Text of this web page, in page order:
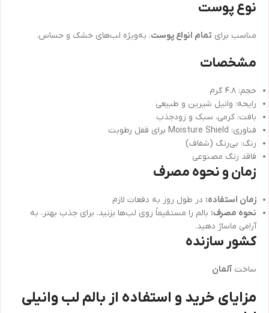
نوع پوست
مناسب برای تمام انواع پوست، به‌ویژه لب‌های خشک و حساس.
مشخصات
حجم: ۴.۸ گرم
رایحه: وانیل شیرین و طبیعی
بافت: کرمی، سبک و زودجذب
فناوری: Moisture Shield برای قفل رطوبت
رنگ: بی‌رنگ (شفاف)
فاقد رنگ مصنوعی
زمان و نحوه مصرف
زمان استفاده: در طول روز به دفعات لازم
نحوه مصرف: بالم را مستقیماً روی لب‌ها بزنید. برای جذب بهتر، به
آرامی ماساژ دهید.
کشور سازنده
ساخت آلمان
مزایای خرید و استفاده از بالم لب وانیلی